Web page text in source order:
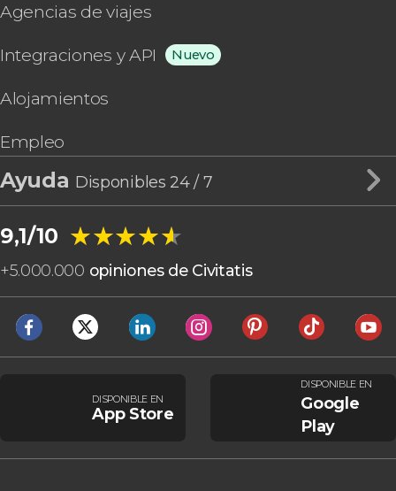
Agencias de viajes
Integraciones y API Nuevo
Alojamientos
Empleo
Ayuda Disponibles 24 / 7
9,1/10 ★★★★★
★★★★★
+5.000.000 opiniones de Civitatis
DISPONIBLE EN
App Store
DISPONIBLE EN
Google
Play